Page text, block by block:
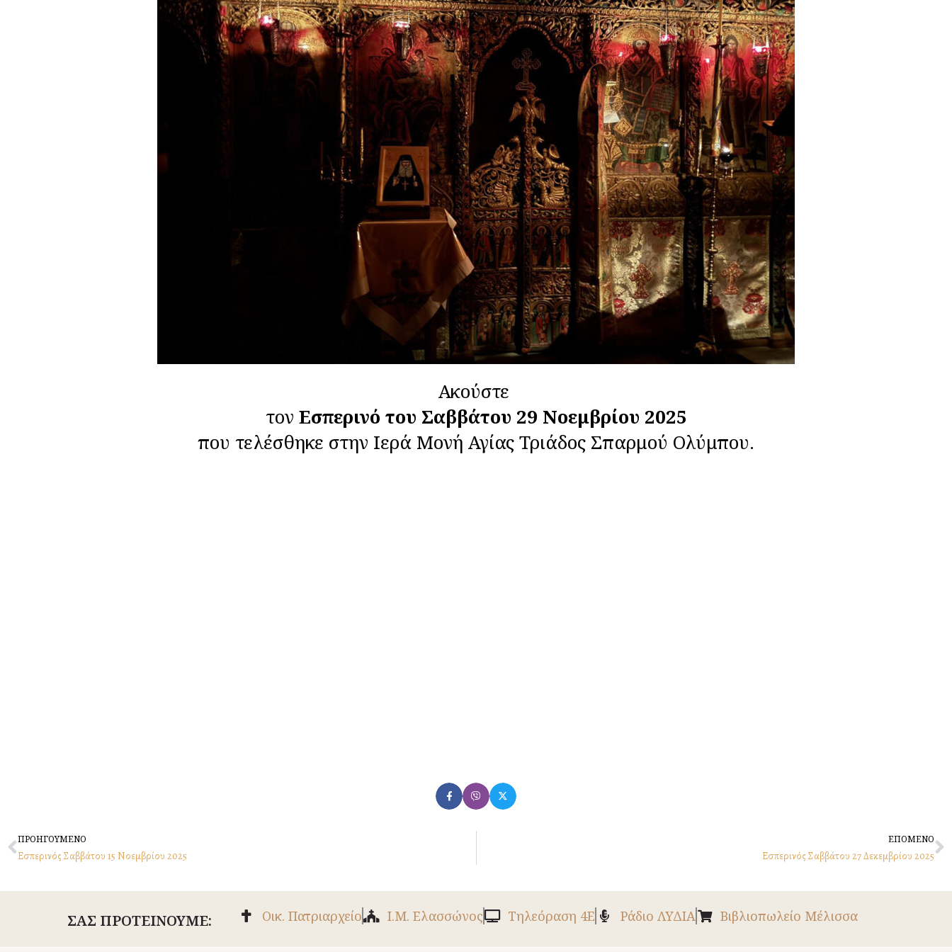
Ακούστε
τον Εσπερινό του Σαββάτου 29 Νοεμβρίου 2025
που τελέσθηκε στην Ιερά Μονή Αγίας Τριάδος Σπαρμού Ολύμπου.
Prev
ΠΡΟΗΓΟΥΜΕΝΟ
Εσπερινός Σαββάτου 15 Nοεμβρίου 2025
ΕΠΟΜΕΝΟ
Εσπερινός Σαββάτου 27 Δεκεμβρίου 2025
ΣΑΣ ΠΡΟΤΕΙΝΟΥΜΕ: Οικ. Πατριαρχείο Ι.Μ. Ελασσώνος Tηλεόραση 4Ε Ράδιο ΛΥΔΙΑ Βιβλιοπωλείο Μέλισσα